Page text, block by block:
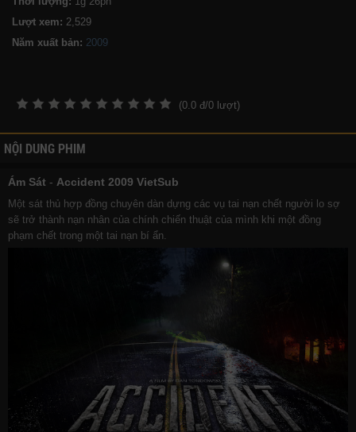
Lượt xem: 2,529
Năm xuất bản:
(0.0 đ/0 lượt)
NỘI DUNG PHIM
Ám Sát - Accident 2009 VietSub
Một sát thủ hợp đồng chuyên dàn dựng các vụ tai nạn chết người lo sợ
sẽ trở thành nạn nhân của chính chiến thuật của mình khi một đồng
phạm chết trong một tai nạn bí ẩn.